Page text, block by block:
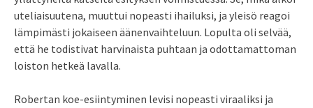
uteliaisuutena, muuttui nopeasti ihailuksi, ja yleisö reagoi
lämpimästi jokaiseen äänenvaihteluun. Lopulta oli selvää,
että he todistivat harvinaista puhtaan ja odottamattoman
loiston hetkeä lavalla.
Robertan koe-esiintyminen levisi nopeasti viraaliksi ja